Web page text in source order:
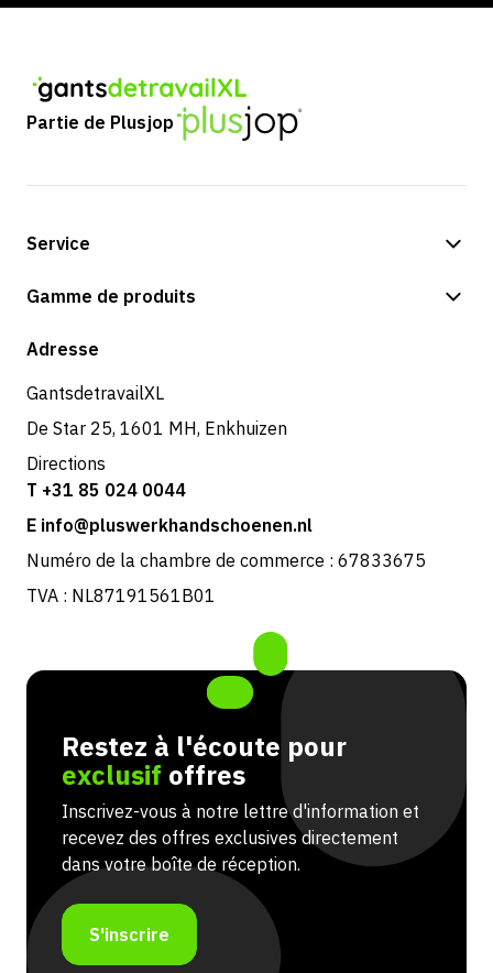
Partie de Plusjop
Service
Options de paiement
Retours et service
Gamme de produits
Boutique
Adresse
GantsdetravailXL
De Star 25, 1601 MH, Enkhuizen
Directions
T +31 85 024 0044
E info@pluswerkhandschoenen.nl
Numéro de la chambre de commerce : 67833675
TVA : NL87191561B01
Restez à l'écoute pour
exclusif offres
Inscrivez-vous à notre lettre d'information et
recevez des offres exclusives directement
dans votre boîte de réception.
S'inscrire